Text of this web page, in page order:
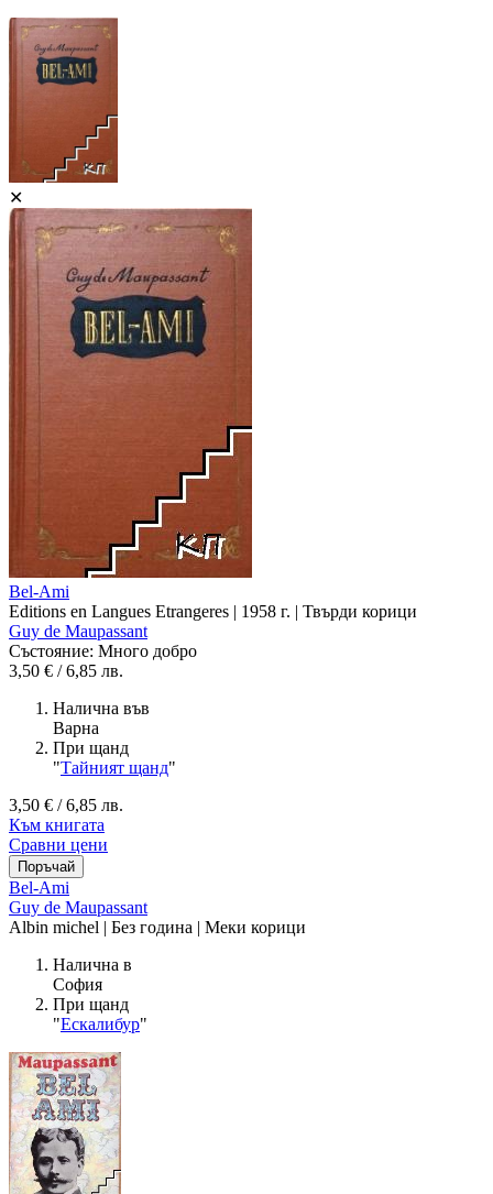
✕
Bel-Ami
Editions en Langues Etrangeres | 1958 г. | Твърди корици
Guy de Maupassant
Състояние: Много добро
3,50 € / 6,85 лв.
Налична във
Варна
При щанд
"Тайният щанд"
3,50 € / 6,85 лв.
Към книгата
Сравни цени
Bel-Ami
Guy de Maupassant
Albin michel | Без година | Меки корици
Налична в
София
При щанд
"Ескалибур"